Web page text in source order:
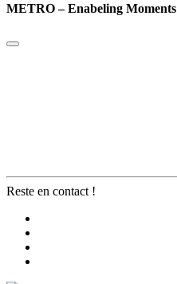
METRO – Enabeling Moments
Reste en contact !